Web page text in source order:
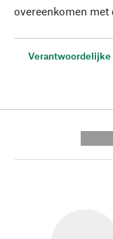
overeenkomen met
Verantwoordelijke